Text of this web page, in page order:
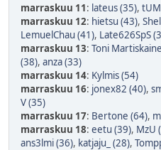
marraskuu 11: lateus (35),
marraskuu 12: hietsu (43),
LemuelChau (41), Late626SpS
marraskuu 13: Toni
(38), anza (33)
marraskuu 14: Kylmis (54)
marraskuu 16: jonex82 (40),
V (35)
marraskuu 17: Bertone (64),
marraskuu 18: eetu (39), MzU
ans3lmi (36), katjaju_ (28),